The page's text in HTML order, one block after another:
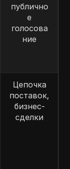
публично
е
голосова
ние
Цепочка
поставок,
бизнес-
сделки